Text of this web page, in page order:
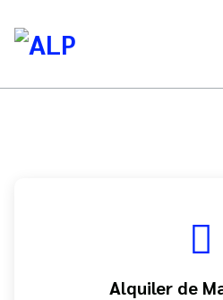
contenido
Alquiler de